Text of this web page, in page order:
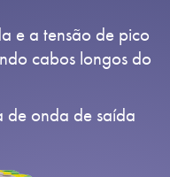
e a tensão de pico
cabos longos do
onda de saída
Carreiras
Contato